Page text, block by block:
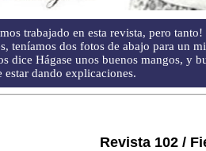
trabajado en esta revista, pero
teníamos dos fotos de abajo para un
dice Hágase unos buenos mangos, y
estar dando explicaciones.
Revista 102 /